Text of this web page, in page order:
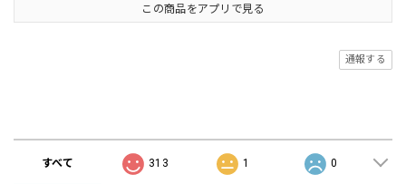
この商品をアプリで見る
通報する
すべて 313 1 0